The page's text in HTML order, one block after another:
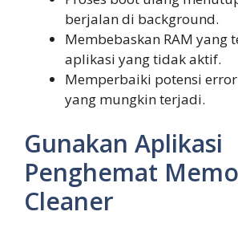
berjalan di background.
Membebaskan RAM yang
aplikasi yang tidak aktif.
Memperbaiki potensi
yang mungkin terjadi.
Gunakan Aplikasi
Penghemat
Cleaner